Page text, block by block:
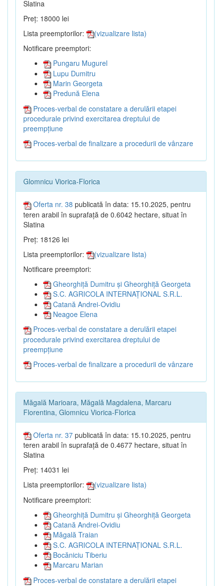
Slatina
Preț: 18000 lei
Lista preemptorilor:
(vizualizare lista)
Notificare preemptori:
Pungaru Mugurel
Lupu Dumitru
Marin Georgeta
Predună Elena
Proces-verbal de constatare a derulării etapei
procedurale privind exercitarea dreptului de
preempțiune
Proces-verbal de finalizare a procedurii de vânzare
Glomnicu Viorica-Florica
Oferta nr. 38 publicată în data: 15.10.2025, pentru
teren arabil în suprafață de 0.6042 hectare, situat în
Slatina
Preț: 18126 lei
Lista preemptorilor:
(vizualizare lista)
Notificare preemptori:
Gheorghiță Dumitru și Gheorghiță Georgeta
S.C. AGRICOLA INTERNAȚIONAL S.R.L.
Catană Andrei-Ovidiu
Neagoe Elena
Proces-verbal de constatare a derulării etapei
procedurale privind exercitarea dreptului de
preempțiune
Proces-verbal de finalizare a procedurii de vânzare
Măgală Marioara, Măgală Magdalena, Marcaru
Florentina, Glomnicu Viorica-Florica
Oferta nr. 37 publicată în data: 15.10.2025, pentru
teren arabil în suprafață de 0.4677 hectare, situat în
Slatina
Preț: 14031 lei
Lista preemptorilor:
(vizualizare lista)
Notificare preemptori:
Gheorghiță Dumitru și Gheorghiță Georgeta
Catană Andrei-Ovidiu
Măgală Traian
S.C. AGRICOLA INTERNAȚIONAL S.R.L.
Bocăniciu Tiberiu
Marcaru Marian
Proces-verbal de constatare a derulării etapei